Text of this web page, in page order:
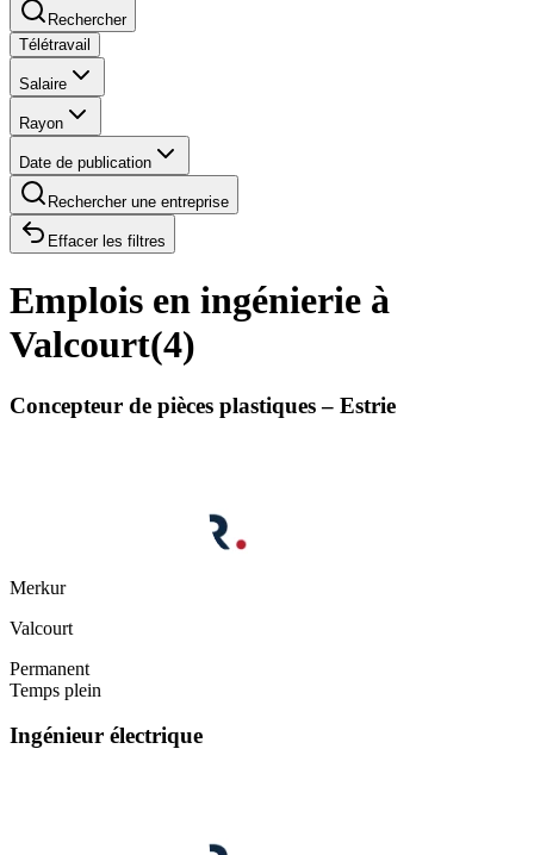
Rechercher
Télétravail
Salaire
Rayon
Date de publication
Rechercher une entreprise
Effacer les filtres
Emplois en ingénierie à
Valcourt(4)
Concepteur de pièces plastiques – Estrie
Merkur
Valcourt
Permanent
Temps plein
Ingénieur électrique